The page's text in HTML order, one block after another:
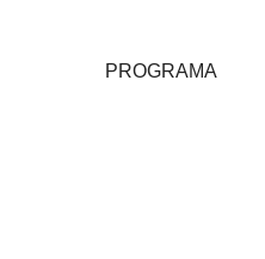
PROGRAMA